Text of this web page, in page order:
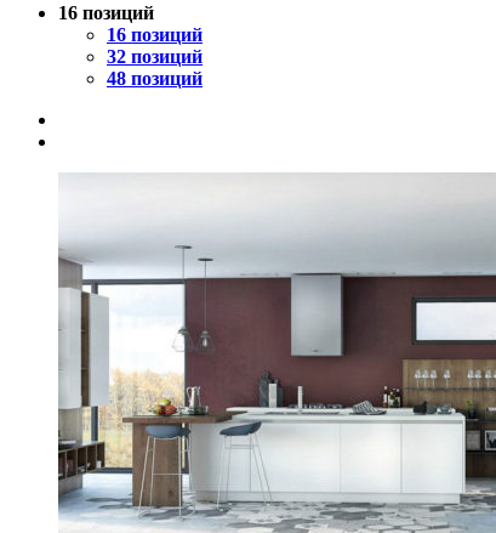
16 позиций
16 позиций
32 позиций
48 позиций